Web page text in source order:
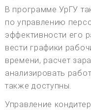
В программе УрГУ
по управлению
эффективности его
вести графики
времени, расчет
анализировать
также доступны.
Управление